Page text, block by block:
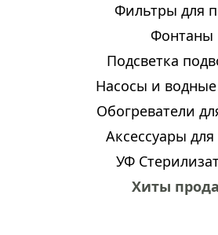
Фильтры для
Фонтаны
Подсветка
Насосы и
Обогреватели
Аксессуары для
УФ
Хиты